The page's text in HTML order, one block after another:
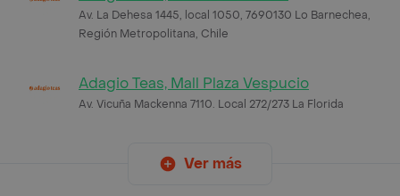
Av. La Dehesa 1445, local 1050, 7690130 Lo Barnechea,
Región Metropolitana, Chile
Adagio Teas, Mall Plaza Vespucio
Av. Vicuña Mackenna 7110. Local 272/273 La Florida
Ver más